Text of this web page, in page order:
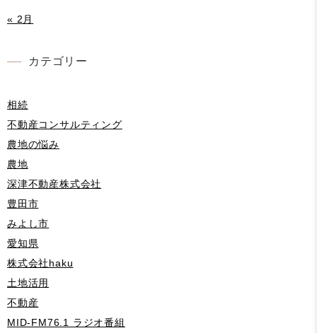
« 2月
カテゴリー
相続
不動産コンサルティング
農地の悩み
農地
深津不動産株式会社
豊田市
みよし市
愛知県
株式会社haku
土地活用
不動産
MID-FM76.1 ラジオ番組